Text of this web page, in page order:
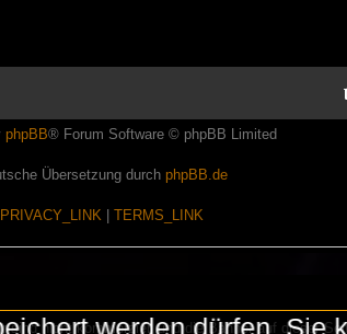
phpBB® Forum Software © phpBB Limited
Übersetzung durch phpBB.de
PRIVACY_LINK TERMS_LINK
nicht kommerziell und die Banner auf dieser
werden dürfen. Sie